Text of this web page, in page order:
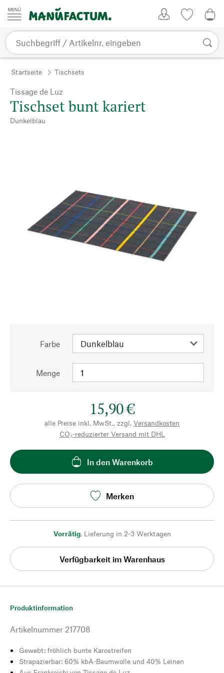
Zum Inhalt springen
Startseite Tischsets
Tissage de Luz
Tischset bunt kariert
Dunkelblau
Farbe
Menge
15,90 €
alle Preise inkl. MwSt., zzgl. Versandkosten
CO₂-reduzierter Versand mit DHL
In den Warenkorb
Merken
Vorrätig, Lieferung in 2-3 Werktagen
Verfügbarkeit im Warenhaus
Produktinformation
Artikelnummer 217708
Gewebt: fröhlich bunte Karostreifen
Strapazierbar: 60% kbA-Baumwolle und 40% Leinen